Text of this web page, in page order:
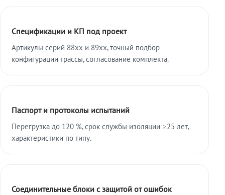
Спецификации и КП под проект
Артикулы серий 88xx и 89xx, точный подбор
конфигурации трассы, согласование комплекта.
Паспорт и протоколы испытаний
Перегрузка до 120 %, срок службы изоляции ≥25 лет,
характеристики по типу.
Соединительные блоки с защитой от ошибок